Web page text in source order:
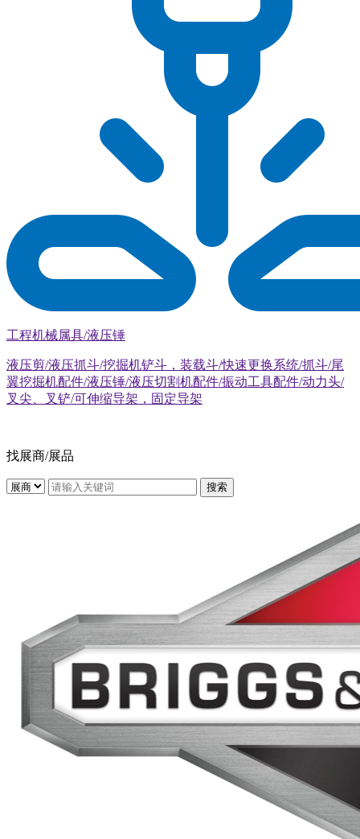
工程机械属具/液压锤
液压剪/液压抓斗/挖掘机铲斗，装载斗/快速更换系统/抓斗/尾
翼挖掘机配件/液压锤/液压切割机配件/振动工具配件/动力头/
叉尖、叉铲/可伸缩导架，固定导架
找展商/展品
搜索